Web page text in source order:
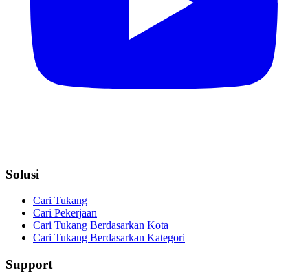
Solusi
Cari Tukang
Cari Pekerjaan
Cari Tukang Berdasarkan Kota
Cari Tukang Berdasarkan Kategori
Support